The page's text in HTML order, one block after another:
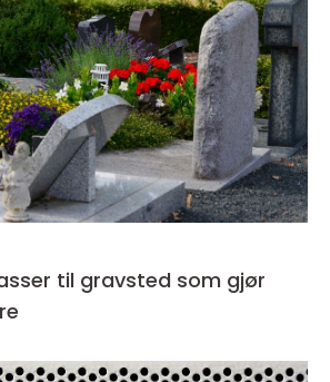
til gravsted som gjør